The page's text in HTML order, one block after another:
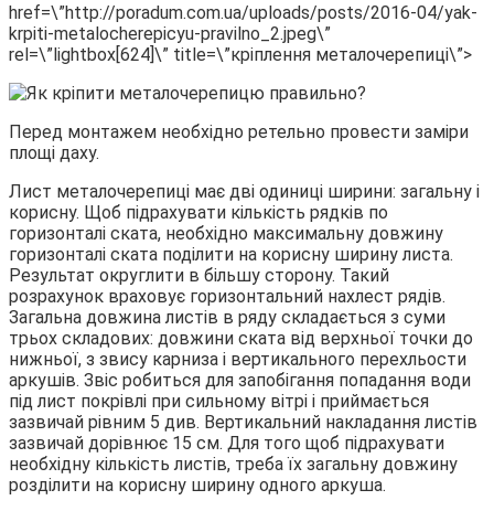
href=\”http://poradum.com.ua/uploads/posts/2016-04/yak-
krpiti-metalocherepicyu-pravilno_2.jpeg\”
rel=\”lightbox[624]\” title=\”кріплення металочерепиці\”>
Перед монтажем необхідно ретельно провести заміри
площі даху.
Лист металочерепиці має дві одиниці ширини: загальну і
корисну. Щоб підрахувати кількість рядків по
горизонталі ската, необхідно максимальну довжину
горизонталі ската поділити на корисну ширину листа.
Результат округлити в більшу сторону. Такий
розрахунок враховує горизонтальний нахлест рядів.
Загальна довжина листів в ряду складається з суми
трьох складових: довжини ската від верхньої точки до
нижньої, з звису карниза і вертикального перехльости
аркушів. Звіс робиться для запобігання попадання води
під лист покрівлі при сильному вітрі і приймається
зазвичай рівним 5 див. Вертикальний накладання листів
зазвичай дорівнює 15 см. Для того щоб підрахувати
необхідну кількість листів, треба їх загальну довжину
розділити на корисну ширину одного аркуша.